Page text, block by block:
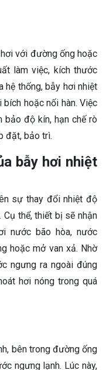
với đường ống hoặc
làm việc, kích thước
hệ thống, bẫy hơi nhiệt
hoặc nối hàn. Việc
bảo độ kín, hạn chế rò
đặt, bảo trì.
bẫy hơi nhiệt
sự thay đổi nhiệt độ
thể, thiết bị sẽ nhận
nước bão hòa, nước
hoặc mở van xả. Nhờ
ngưng ra ngoài đúng
hơi nóng trong quá
bên trong đường ống
ngưng lạnh. Lúc này,